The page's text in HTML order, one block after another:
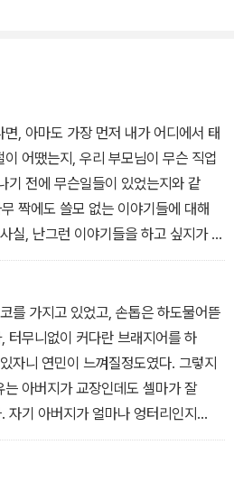
서 낙제점을 받았기 때문인데, 그 이
성장기의 혼란이 자리하고 있다. 변
가인 형과 함께 부유한 환경에서 자
근성과 위선에 염증을 느끼는 인물이
에서 볼 때 선망의 대상이지만, 그 안
들이 분위기를 주도하고 학부모의 지
딜 수 없는 곳이었다. 홀든은 학교에
고하는 편지가 집에 도착할 때까지
다. 여기에 존경하는 선생님 댁에서의
린 간섭이 더해지며 그의 여정은 예기
, 아마도 가장 먼저 내가 어디에서 태
어땠는지, 우리 부모님이 무슨 직업
기 전에 무슨일들이 있었는지와 같
짝에도 쓸모 없는 이야기들에 대해
실, 난그런 이야기들을 하고 싶지가 않
자니 내가 너무 지겹기 때문이고, 그렇
부모님이 뇌출혈이라도 일으
를 가지고 있었고, 손톱은 하도물어뜯
터무니없이 커다란 브래지어를 하
자니 연민이 느껴질정도였다. 그렇지
아버지가 교장인데도 셀마가 잘
자기 아버지가 얼마나 엉터리인지